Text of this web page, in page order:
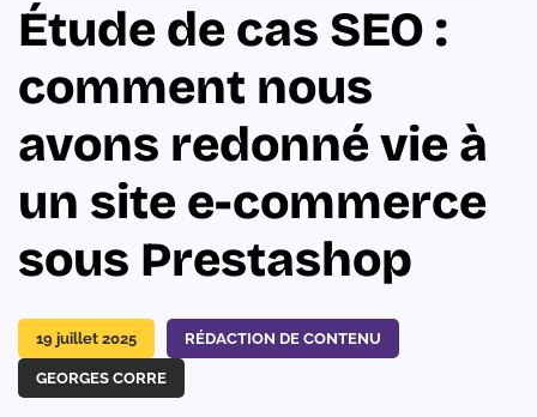
Étude de cas SEO :
comment nous
avons redonné vie à
un site e-commerce
sous Prestashop
GEORGES CORRE
RÉDACTION DE CONTENU
19 juillet 2025